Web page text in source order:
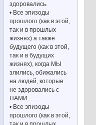
здоровались.
• Все эпизоды
прошлого (как в этой,
так и в прошлых
жизнях) а также
будущего (как в этой,
так и в будущих
жизнях), когда МЫ
злились, обижались
на людей, которые
не здоровались с
НАМИ.......
• Все эпизоды
прошлого (как в этой,